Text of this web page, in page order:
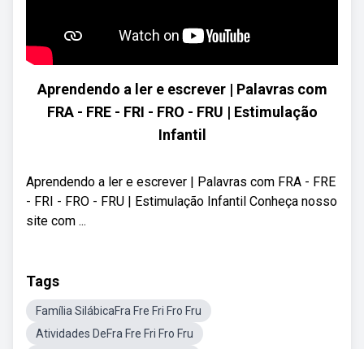
Aprendendo a ler e escrever | Palavras com
FRA - FRE - FRI - FRO - FRU | Estimulação
Infantil
Aprendendo a ler e escrever | Palavras com FRA - FRE
- FRI - FRO - FRU | Estimulação Infantil Conheça nosso
site com ...
Tags
Família SilábicaFra Fre Fri Fro Fru
Atividades DeFra Fre Fri Fro Fru